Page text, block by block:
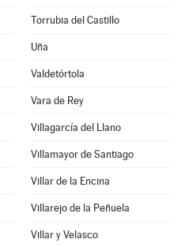
Torrubia del Castillo
Uña
Valdetórtola
Vara de Rey
Villagarcía del Llano
Villamayor de Santiago
Villar de la Encina
Villarejo de la Peñuela
Villar y Velasco